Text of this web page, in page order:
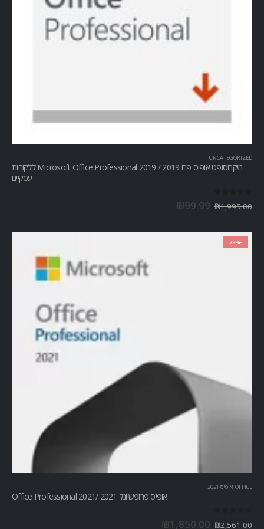
UNCATEGORIZED
מיקרוסופט אופיס פרו Microsoft Office Professional 2019 / 2019 ללקוחות
עסקיים
₪1,995.00
₪99.99
-28%
OFFICE
, אופיס 2021
אופיס פרופשיונל 2021 /Office Professional 2021
₪2,561.00
₪1,850.00